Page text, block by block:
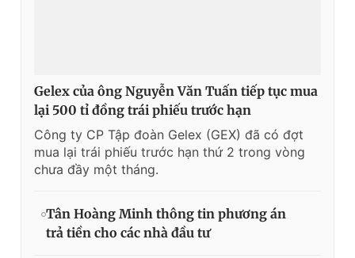
Gelex của ông Nguyễn Văn Tuấn tiếp tục mua
lại 500 tỉ đồng trái phiếu trước hạn
Công ty CP Tập đoàn Gelex (GEX) đã có đợt
mua lại trái phiếu trước hạn thứ 2 trong vòng
chưa đầy một tháng.
Tân Hoàng Minh thông tin phương án
trả tiền cho các nhà đầu tư